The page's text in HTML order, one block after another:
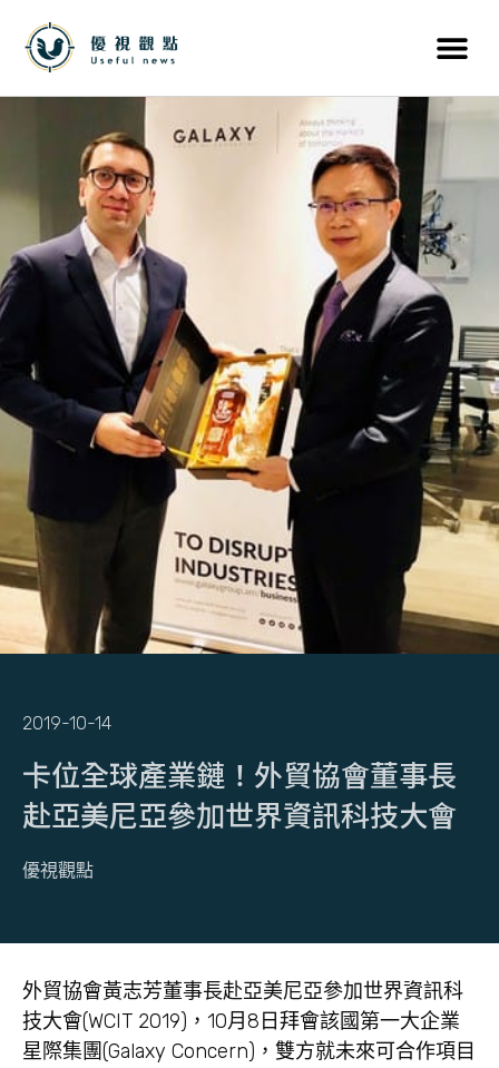
2019-10-14
卡位全球產業鏈！外貿協會董事長
赴亞美尼亞參加世界資訊科技大會
優視觀點
外貿協會黃志芳董事長赴亞美尼亞參加世界資訊科
技大會(WCIT 2019)，10月8日拜會該國第一大企業
星際集團(Galaxy Concern)，雙方就未來可合作項目